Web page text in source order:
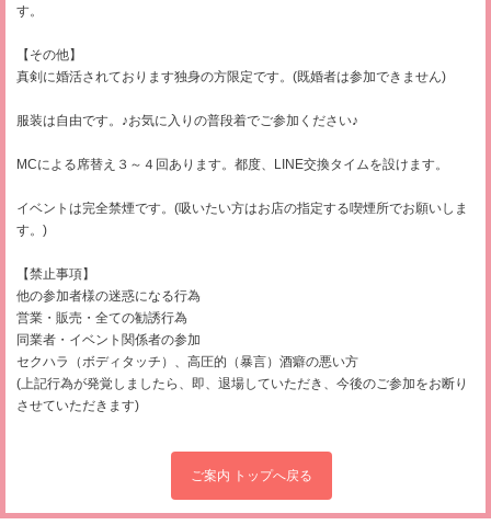
す。
【その他】
真剣に婚活されております独身の方限定です。(既婚者は参加できません)
服装は自由です。♪お気に入りの普段着でご参加ください♪
MCによる席替え３～４回あります。都度、LINE交換タイムを設けます。
イベントは完全禁煙です。(吸いたい方はお店の指定する喫煙所でお願いしま
す。)
【禁止事項】
他の参加者様の迷惑になる行為
営業・販売・全ての勧誘行為
同業者・イベント関係者の参加
セクハラ（ボディタッチ）、高圧的（暴言）酒癖の悪い方
(上記行為が発覚しましたら、即、退場していただき、今後のご参加をお断り
させていただきます)
ご案内 トップへ戻る